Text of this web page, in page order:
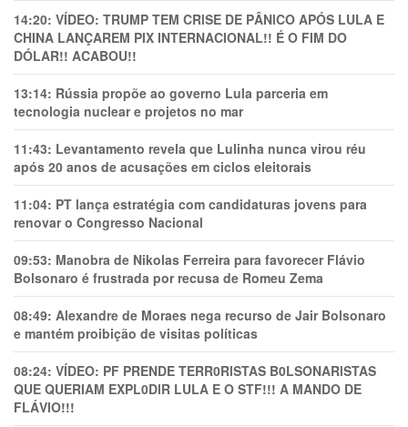
14:20: VÍDEO: TRUMP TEM CRlSE DE PÂNlCO APÓS LULA E
CHINA LANÇAREM PIX INTERNACIONAL!! É O FIM DO
DÓLAR!! ACABOU!!
13:14: Rússia propõe ao governo Lula parceria em
tecnologia nuclear e projetos no mar
11:43: Levantamento revela que Lulinha nunca virou réu
após 20 anos de acusações em ciclos eleitorais
11:04: PT lança estratégia com candidaturas jovens para
renovar o Congresso Nacional
09:53: Manobra de Nikolas Ferreira para favorecer Flávio
Bolsonaro é frustrada por recusa de Romeu Zema
08:49: Alexandre de Moraes nega recurso de Jair Bolsonaro
e mantém proibição de visitas políticas
08:24: VÍDEO: PF PRENDE TERR0RlSTAS B0LSONARlSTAS
QUE QUERIAM EXPL0DlR LULA E O STF!!! A MANDO DE
FLÁVIO!!!